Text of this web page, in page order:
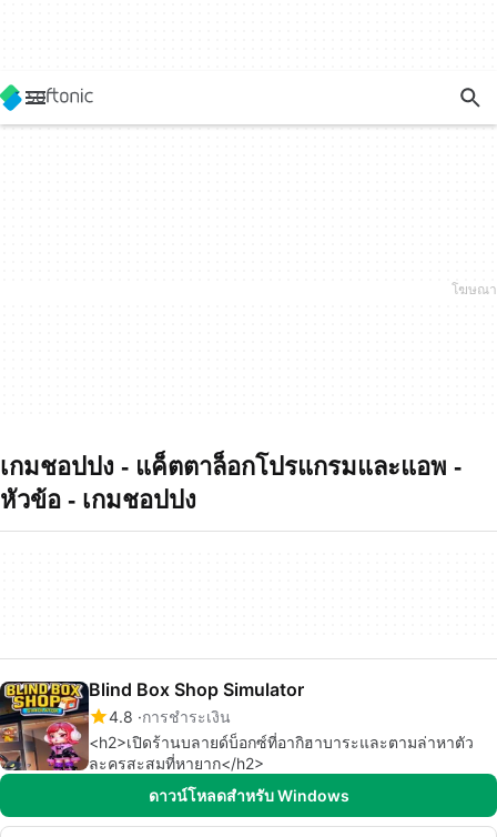
เกมชอปปง - แค็ตตาล็อกโปรแกรมและแอพ -
หัวข้อ - เกมชอปปง
Blind Box Shop Simulator
4.8 การชำระเงิน
<h2>เปิดร้านบลายด์บ็อกซ์ที่อากิฮาบาระและตามล่าหาตัว
ละครสะสมที่หายาก</h2>
ดาวน์โหลดสำหรับ Windows